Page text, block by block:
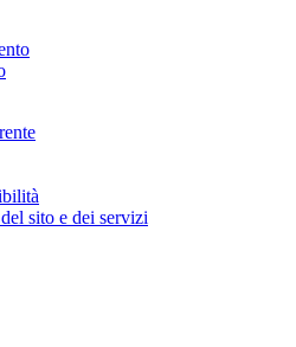
sito e dei servizi